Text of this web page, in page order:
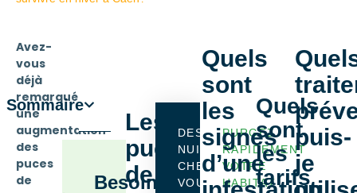
Avez-
vous
déjà
remarqué
une
augmentation
des
puces
de
Sommaire
Besoin
Les
puces
de
DES
NUISIBLES
CHEZ
VOUS
PURGEZ
RAPIDEMENT
VOTRE
HABITAT
Quels
sont
les
signes
d’une
Quels
sont
les
tarifs
puis-
je